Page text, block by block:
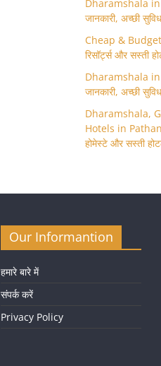
Dharamshala in
जानकारी, अच्छी
Cheap &
रिसॉर्ट्स और सस्ती
Dharamshala in
जानकारी, अच्छी
Dharamshala,
Hotels in
होमेस्टे और सस्ती
Our Informantion
हमारे बारे में
संपर्क करें
Privacy Policy